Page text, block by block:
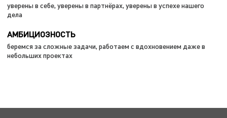
уверены в себе, уверены в партнёрах, уверены в успехе нашего
дела
АМБИЦИОЗНОСТЬ
беремся за сложные задачи, работаем с вдохновением даже в
небольших проектах